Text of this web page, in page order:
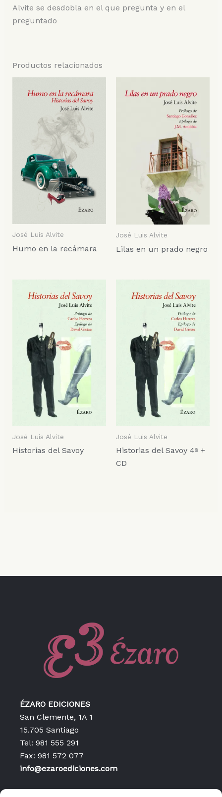
Alvite se desdobla en el que pregunta y en el
preguntado
Productos relacionados
José Luis Alvite
Humo en la recámara
José Luis Alvite
Lilas en un prado negro
José Luis Alvite
Historias del Savoy
José Luis Alvite
Historias del Savoy 4ª +
CD
ÉZARO EDICIONES
San Clemente, 1A 1
15.705 Santiago
Tel: 981 555 291
Fax: 981 572 077
info@ezaroediciones.com